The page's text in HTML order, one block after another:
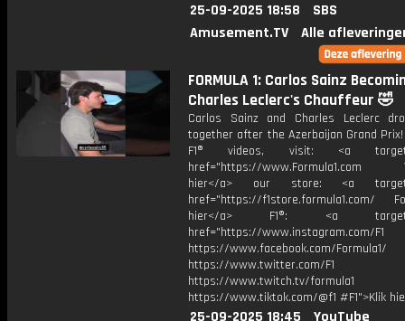
25-09-2025 18:58
SBS
Amusement.TV
Alle
FORMULA 1: Carlos Sainz
Charles Leclerc's Chauffeur 🤣
Carlos Sainz and Charles Leclerc
together after the Azerbaijan Grand
F1® videos, visit: <a
href="https://www.Formula1.com
hier</a> our store: <a
href="https://f1store.formula1.com/
hier</a> F1®: <a
href="https://www.instagram.com/F1
https://www.facebook.com/Formula1/
https://www.twitter.com/F1
https://www.twitch.tv/formula1
https://www.tiktok.com/@f1 #F1">Klik
25-09-2025 18:45 YouTube